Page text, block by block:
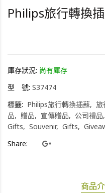
Philips旅行轉換
庫存狀況: 尚有庫存
型 號: S37474
標籤: Philips旅行轉換插蘇 旅
品
贈品 宣傳贈品 公司禮品
Gifts
Souvenir Gifts
Share:
商品